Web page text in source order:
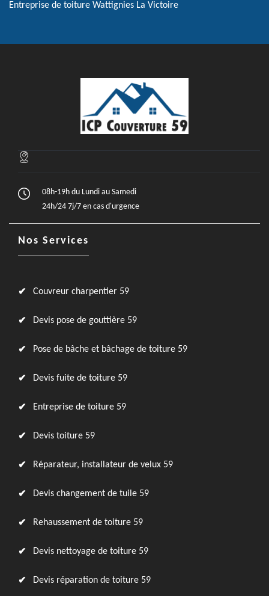
Entreprise de toiture Wattignies La Victoire
08h-19h du Lundi au Samedi
24h/24 7j/7 en cas d'urgence
Nos Services
Couvreur charpentier 59
Devis pose de gouttière 59
Pose de bâche et bâchage de toiture 59
Devis fuite de toiture 59
Entreprise de toiture 59
Devis toiture 59
Réparateur, installateur de velux 59
Devis changement de tuile 59
Rehaussement de toiture 59
Devis nettoyage de toiture 59
Devis réparation de toiture 59